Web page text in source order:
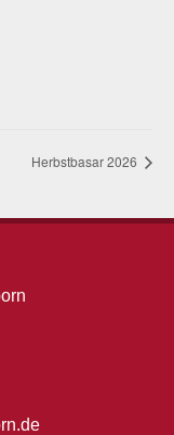
Herbstbasar 2026